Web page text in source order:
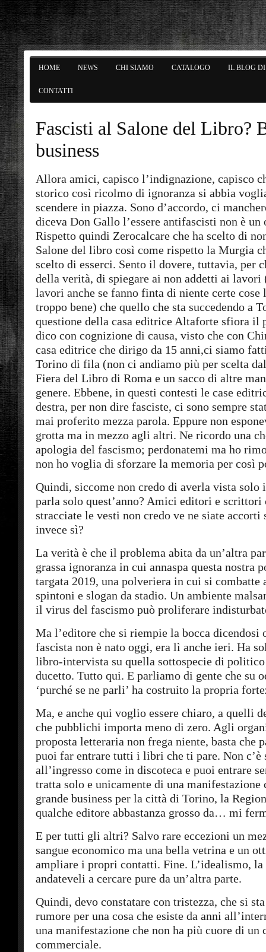
HOME NEWS CHI SIAMO CATALOGO IL BLOG
CONTATTI
Fascisti al Salone del Libro?
business
Allora amici, capisco l’indignazione, capisco
storico così ricolmo di ignoranza si abbia
scendere in piazza. Sono d’accordo, ci
diceva Don Gallo l’essere antifascisti non è
Rispetto quindi Zerocalcare che ha scelto di
Salone del libro così come rispetto la Murgia
scelto di esserci. Sento il dovere, tuttavia, per
della verità, di spiegare ai non addetti ai
lavori anche se fanno finta di niente certe cose
troppo bene) che quello che sta succedendo a
questione della casa editrice Altaforte sfiora il
dico con cognizione di causa, visto che con
casa editrice che dirigo da 15 anni,ci siamo
Torino di fila (non ci andiamo più per scelta
Fiera del Libro di Roma e un sacco di altre
genere. Ebbene, in questi contesti le case
destra, per non dire fasciste, ci sono sempre
mai proferito mezza parola. Eppure non
grotta ma in mezzo agli altri. Ne ricordo una
apologia del fascismo; perdonatemi ma ho
non ho voglia di sforzare la memoria per così
Quindi, siccome non credo di averla vista solo
parla solo quest’anno? Amici editori e scrittori
stracciate le vesti non credo ve ne siate accorti
invece sì?
La verità è che il problema abita da un’altra
grassa ignoranza in cui annaspa questa nostra
targata 2019, una polveriera in cui si combatte
spintoni e slogan da stadio. Un ambiente
il virus del fascismo può proliferare
Ma l’editore che si riempie la bocca dicendosi
fascista non è nato oggi, era lì anche ieri. Ha
libro-intervista su quella sottospecie di politico
ducetto. Tutto qui. E parliamo di gente che su
‘purché se ne parli’ ha costruito la propria
Ma, e anche qui voglio essere chiaro, a quelli
che pubblichi importa meno di zero. Agli
proposta letteraria non frega niente, basta che
puoi far entrare tutti i libri che ti pare. Non c’è
all’ingresso come in discoteca e puoi entrare
tratta solo e unicamente di una manifestazione
grande business per la città di Torino, la
qualche editore abbastanza grosso da… mi
E per tutti gli altri? Salvo rare eccezioni un
sangue economico ma una bella vetrina e un
ampliare i propri contatti. Fine. L’idealismo,
andateveli a cercare pure da un’altra parte.
Quindi, devo constatare con tristezza, che si
rumore per una cosa che esiste da anni
una manifestazione che non ha più cuore di un
commerciale.